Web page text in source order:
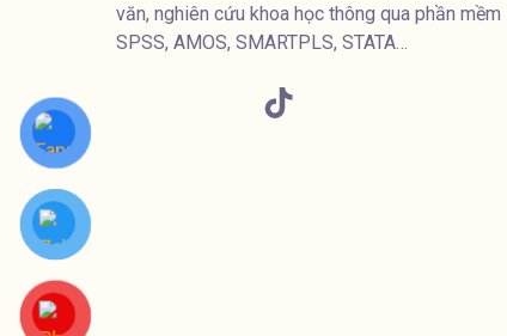
văn, nghiên cứu khoa học thông qua phần mềm
SPSS, AMOS, SMARTPLS, STATA…